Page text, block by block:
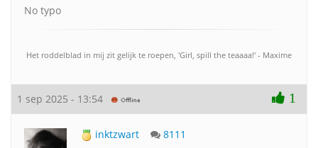
No typo
Het roddelblad in mij zit gelijk te roepen, 'Girl, spill the teaaaa!' - Maxime
1 sep 2025 - 13:54 1
inktzwart 8111